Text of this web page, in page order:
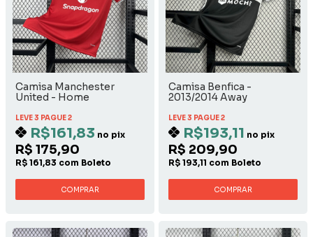
Camisa Manchester
United - Home
LEVE 3 PAGUE 2
R$161,83 no pix
R$ 175,90
R$ 161,83 com Boleto
COMPRAR
Camisa Benfica -
2013/2014 Away
LEVE 3 PAGUE 2
R$193,11 no pix
R$ 209,90
R$ 193,11 com Boleto
COMPRAR